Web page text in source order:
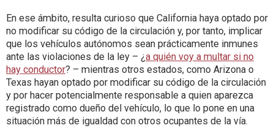
En ese ámbito, resulta curioso que California haya optado por
no modificar su código de la circulación y, por tanto, implicar
que los vehículos autónomos sean prácticamente inmunes
ante las violaciones de la ley – ¿a quién voy a multar si no
hay conductor? – mientras otros estados, como Arizona o
Texas hayan optado por modificar su código de la circulación
y por hacer potencialmente responsable a quien aparezca
registrado como dueño del vehículo, lo que lo pone en una
situación más de igualdad con otros ocupantes de la vía.